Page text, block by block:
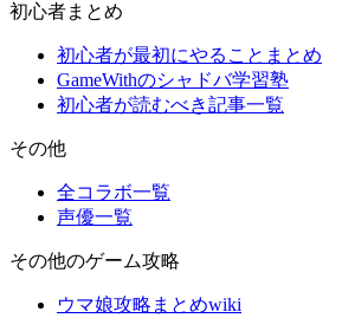
初心者まとめ
初心者が最初にやることまとめ
GameWithのシャドバ学習塾
初心者が読むべき記事一覧
その他
全コラボ一覧
声優一覧
その他のゲーム攻略
ウマ娘攻略まとめwiki